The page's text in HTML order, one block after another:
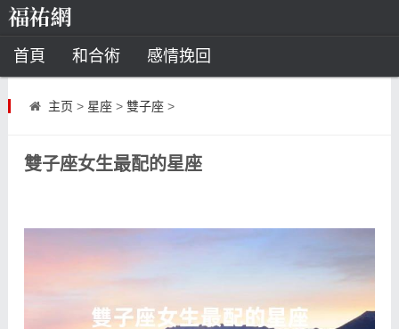
首頁 和合術 感情挽回
道教法事
星座
射手座
主页 > 星座> 雙子座>
雙子座女生最配的星座